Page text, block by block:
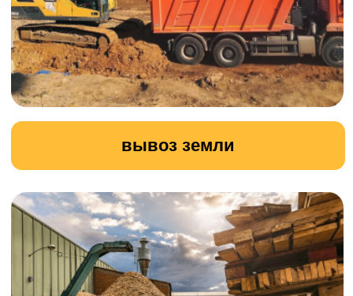
вывоз строительного мусора